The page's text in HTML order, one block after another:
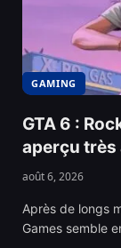
GAMING
GTA 6 :
aperçu
août 6, 2026
Après de longs
Games semble